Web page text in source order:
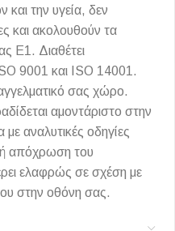
και την υγεία, δεν
και ακολουθούν τα
Ε1. Διαθέτει
9001 και ISO 14001.
σας χώρο.
αμοντάριστο στην
αναλυτικές οδηγίες
απόχρωση του
ελαφρώς σε σχέση με
στην οθόνη σας.